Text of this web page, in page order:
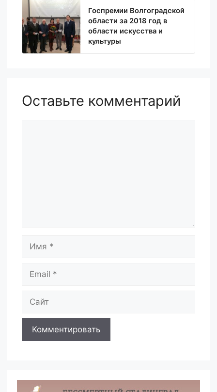
Госпремии Волгоградской
области за 2018 год в
области искусства и
культуры
Оставьте комментарий